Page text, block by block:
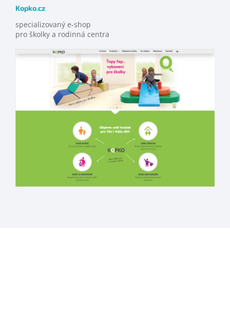
Kopko.cz
specializovaný e-shop
pro školky a rodinná centra